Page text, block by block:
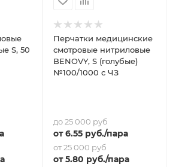
S, 50
Перчатки медицинские
смотровые нитриловые
BENOVY, S (голубые)
№100/1000 с ЧЗ
до 25 000 руб
от6.55руб./пара
от 25 000 руб
от5.80 руб./пара